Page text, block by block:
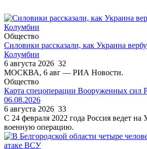
Общество
Силовики рассказали, как Украина
Колумбии
6 августа 2026 32
МОСКВА, 6 авг — РИА Новости.
Общество
Карта спецоперации Вооруженных сил
06.08.2026
6 августа 2026 33
С 24 февраля 2022 года Россия ведет
военную операцию.